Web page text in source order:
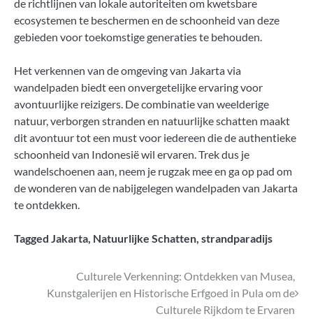
de richtlijnen van lokale autoriteiten om kwetsbare
ecosystemen te beschermen en de schoonheid van deze
gebieden voor toekomstige generaties te behouden.
Het verkennen van de omgeving van Jakarta via
wandelpaden biedt een onvergetelijke ervaring voor
avontuurlijke reizigers. De combinatie van weelderige
natuur, verborgen stranden en natuurlijke schatten maakt
dit avontuur tot een must voor iedereen die de authentieke
schoonheid van Indonesië wil ervaren. Trek dus je
wandelschoenen aan, neem je rugzak mee en ga op pad om
de wonderen van de nabijgelegen wandelpaden van Jakarta
te ontdekken.
Tagged Jakarta, Natuurlijke Schatten, strandparadijs
navigatie
Culturele Verkenning: Ontdekken van Musea,
Kunstgalerijen en Historische Erfgoed in Pula om de
Culturele Rijkdom te Ervaren